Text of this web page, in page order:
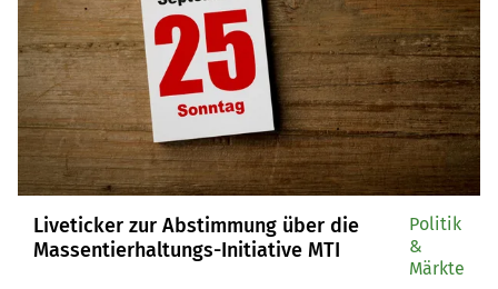
Liveticker zur Abstimmung über die
Massentierhaltungs-Initiative MTI
Politik
&
Märkte